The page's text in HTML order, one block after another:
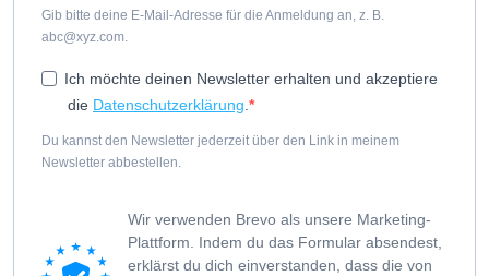
Gib bitte deine E-Mail-Adresse für die Anmeldung an, z. B.
abc@xyz.com.
Ich möchte deinen Newsletter erhalten und akzeptiere
die Datenschutzerklärung.
Du kannst den Newsletter jederzeit über den Link in meinem
Newsletter abbestellen.
Wir verwenden Brevo als unsere Marketing-
Plattform. Indem du das Formular absendest,
erklärst du dich einverstanden, dass die von